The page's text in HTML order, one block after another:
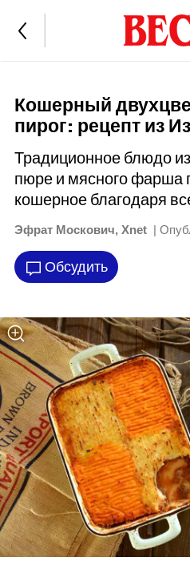
Кошерный
пирог: рецепт из
Традиционное блюдо
пюре и мясного фарша
кошерное благодаря
Эфрат Москович, Xnet |
Обсудить